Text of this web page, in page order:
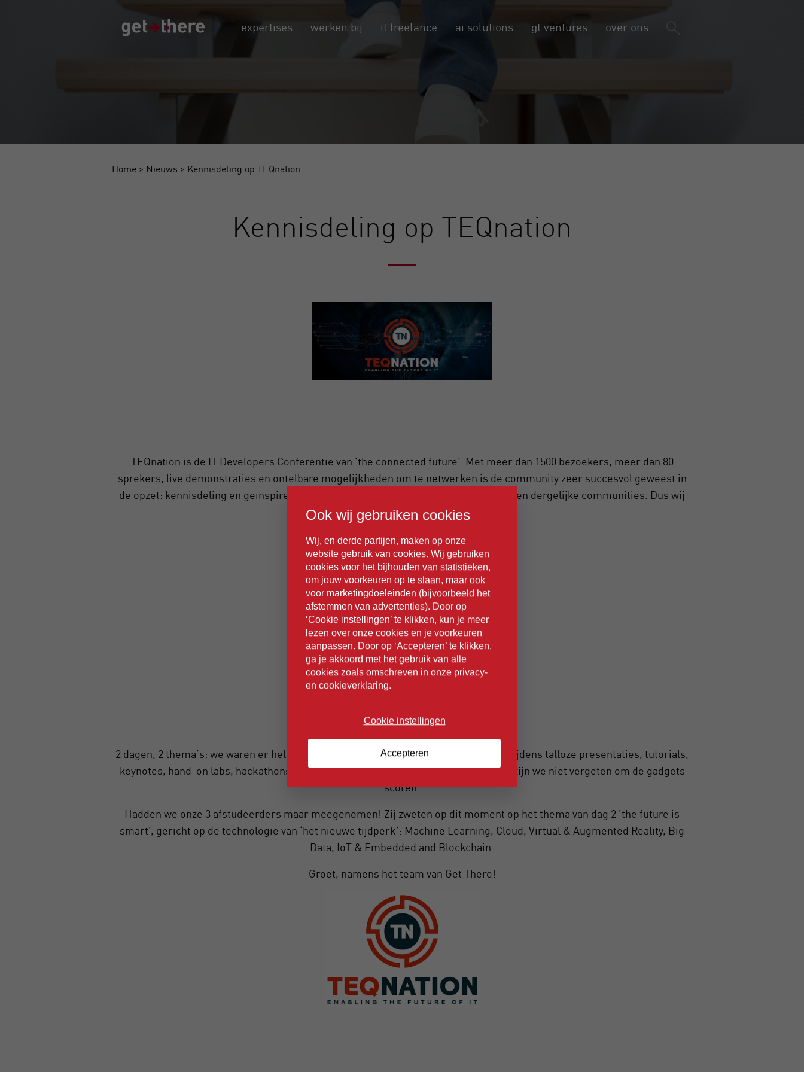
expertises werken bij it freelance ai solutions gt ventures over ons
Home > Nieuws > Kennisdeling op TEQnation
Kennisdeling op TEQnation
TEQnation is de IT Developers Conferentie van ’the connected future’. Met meer dan 1500 bezoekers, meer dan 80
sprekers, live demonstraties en ontelbare mogelijkheden om te netwerken is de community zeer succesvol geweest in
de opzet: kennisdeling en geïnspireerd raken door IT trends. Get There steunt al jaren dergelijke communities. Dus wij
waren erbij!
2 dagen, 2 thema’s: we waren er helemaal klaar voor om onze kennis te verbreden tijdens talloze presentaties, tutorials,
keynotes, hand-on labs, hackathons, technical sessies en workshops. En gelukkig zijn we niet vergeten om de gadgets
scoren.
Hadden we onze 3 afstudeerders maar meegenomen! Zij zweten op dit moment op het thema van dag 2 ’the future is
smart’, gericht op de technologie van ‘het nieuwe tijdperk’: Machine Learning, Cloud, Virtual & Augmented Reality, Big
Data, IoT & Embedded and Blockchain.
Groet, namens het team van Get There!
Ook wij gebruiken cookies
Wij, en derde partijen, maken op onze
website gebruik van cookies. Wij gebruiken
cookies voor het bijhouden van statistieken,
om jouw voorkeuren op te slaan, maar ook
voor marketingdoeleinden (bijvoorbeeld het
afstemmen van advertenties). Door op
‘Cookie instellingen’ te klikken, kun je meer
lezen over onze cookies en je voorkeuren
aanpassen. Door op ‘Accepteren’ te klikken,
ga je akkoord met het gebruik van alle
cookies zoals omschreven in onze privacy-
en cookieverklaring.
Cookie instellingen
Accepteren